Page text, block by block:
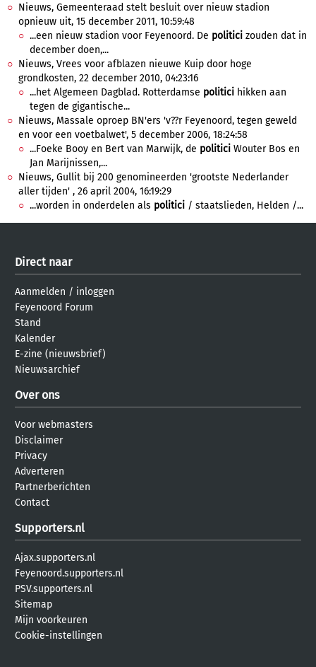
Nieuws, Gemeenteraad stelt besluit over nieuw stadion
opnieuw uit, 15 december 2011, 10:59:48
...een nieuw stadion voor Feyenoord. De politici zouden dat in
december doen,...
Nieuws, Vrees voor afblazen nieuwe Kuip door hoge
grondkosten, 22 december 2010, 04:23:16
...het Algemeen Dagblad. Rotterdamse politici hikken aan
tegen de gigantische...
Nieuws, Massale oproep BN'ers 'v??r Feyenoord, tegen geweld
en voor een voetbalwet', 5 december 2006, 18:24:58
...Foeke Booy en Bert van Marwijk, de politici Wouter Bos en
Jan Marijnissen,...
Nieuws, Gullit bij 200 genomineerden 'grootste Nederlander
aller tijden' , 26 april 2004, 16:19:29
...worden in onderdelen als politici / staatslieden, Helden /...
Direct naar
Aanmelden / inloggen
Feyenoord Forum
Stand
Kalender
E-zine (nieuwsbrief)
Nieuwsarchief
Over ons
Voor webmasters
Disclaimer
Privacy
Adverteren
Partnerberichten
Contact
Supporters.nl
Ajax.supporters.nl
Feyenoord.supporters.nl
PSV.supporters.nl
Sitemap
Mijn voorkeuren
Cookie-instellingen